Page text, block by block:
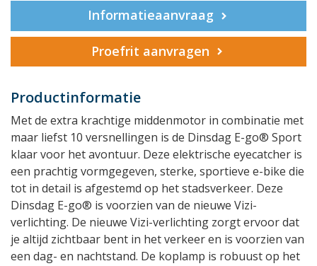
Informatieaanvraag
Proefrit aanvragen
Productinformatie
Met de extra krachtige middenmotor in combinatie met
maar liefst 10 versnellingen is de Dinsdag E-go® Sport
klaar voor het avontuur. Deze elektrische eyecatcher is
een prachtig vormgegeven, sterke, sportieve e-bike die
tot in detail is afgestemd op het stadsverkeer. Deze
Dinsdag E-go® is voorzien van de nieuwe Vizi-
verlichting. De nieuwe Vizi-verlichting zorgt ervoor dat
je altijd zichtbaar bent in het verkeer en is voorzien van
een dag- en nachtstand. De koplamp is robuust op het